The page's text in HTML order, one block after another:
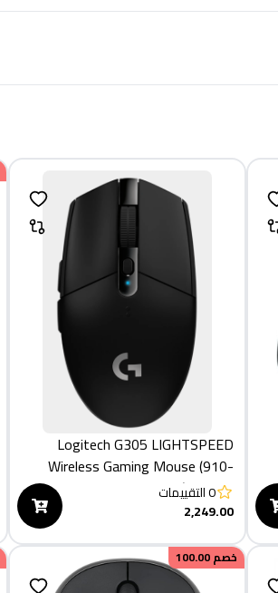
Logitech G305 LIGHTSPEED
Wireless Gaming Mouse (910-
005283)
0التقييمات
2,249.00
خصم100.00